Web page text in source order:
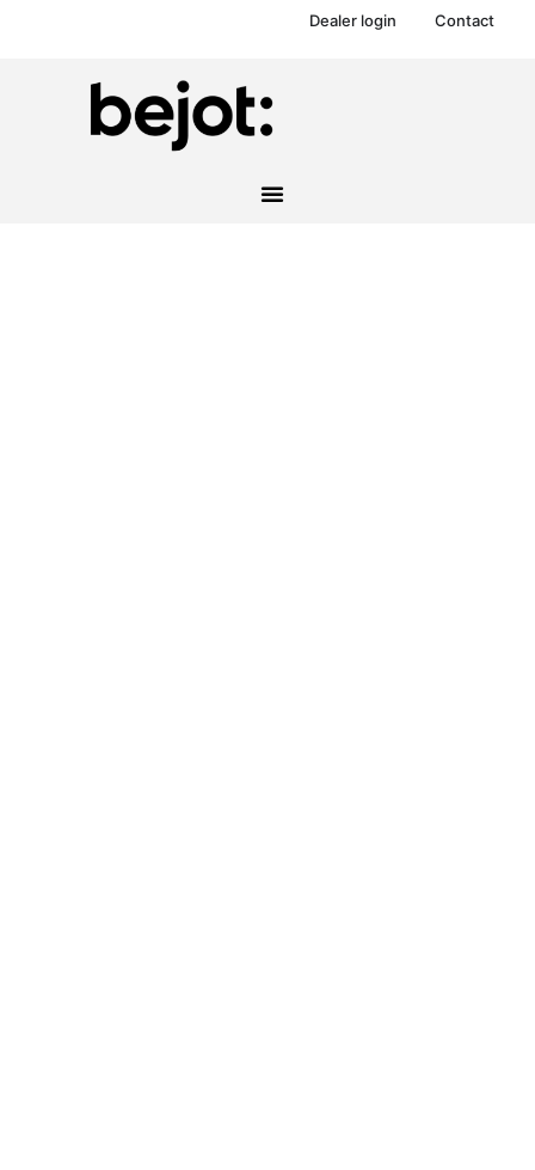
Dealer login Contact